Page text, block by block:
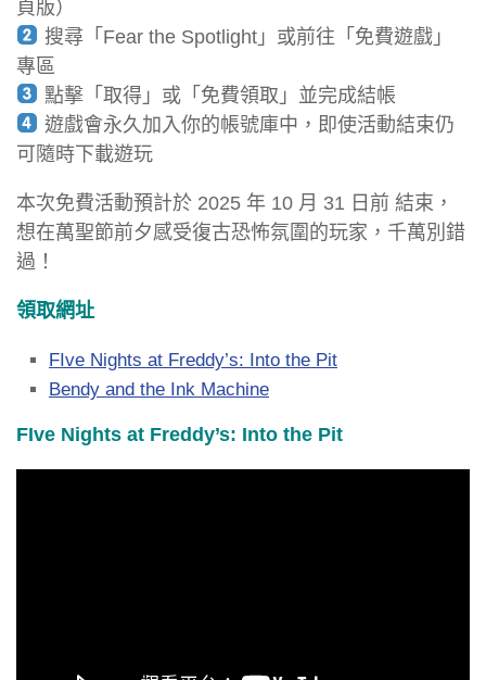
頁版）
搜尋「Fear the Spotlight」或前往「免費遊戲」
專區
點擊「取得」或「免費領取」並完成結帳
遊戲會永久加入你的帳號庫中，即使活動結束仍
可隨時下載遊玩
本次免費活動預計於 2025 年 10 月 31 日前 結束，
想在萬聖節前夕感受復古恐怖氛圍的玩家，千萬別錯
過！
領取網址
FIve Nights at Freddy’s: Into the Pit
Bendy and the Ink Machine
FIve Nights at Freddy’s: Into the Pit